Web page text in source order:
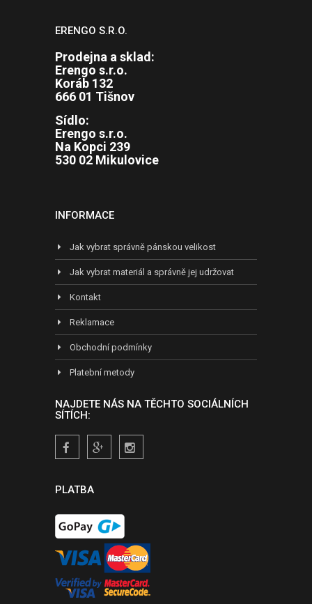
ERENGO S.R.O.
Prodejna a sklad:
Erengo s.r.o.
Koráb 132
666 01 Tišnov
Sídlo:
Erengo s.r.o.
Na Kopci 239
530 02 Mikulovice
INFORMACE
Jak vybrat správně pánskou velikost
Jak vybrat materiál a správně jej udržovat
Kontakt
Reklamace
Obchodní podmínky
Platební metody
NAJDETE NÁS NA TĚCHTO SOCIÁLNÍCH
SÍTÍCH:
PLATBA